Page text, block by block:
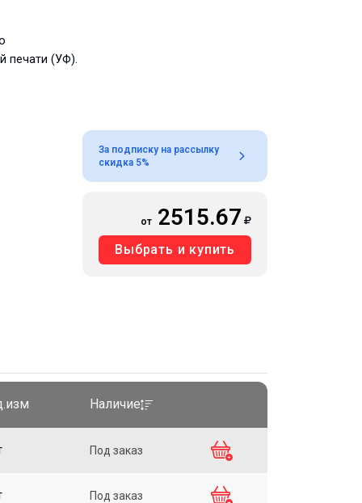
печати (УФ).
За подписку на рассылку
скидка 5%
от 2515.67
Выбрать и купить
Наличие
Под заказ
Под заказ